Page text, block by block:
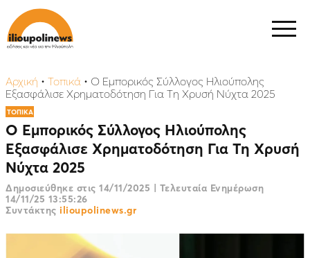
Αρχική • Τοπικά • Ο Εμπορικός Σύλλογος Ηλιούπολης
Εξασφάλισε Χρηματοδότηση Για Τη Χρυσή Νύχτα 2025
ΤΟΠΙΚΑ
Ο Εμπορικός Σύλλογος Ηλιούπολης
Εξασφάλισε Χρηματοδότηση Για Τη Χρυσή
Νύχτα 2025
Δημοσιεύθηκε στις 14/11/2025 | Τελευταία Ενημέρωση
14/11/25 13:55:26
Συντάκτης ilioupolinews.gr